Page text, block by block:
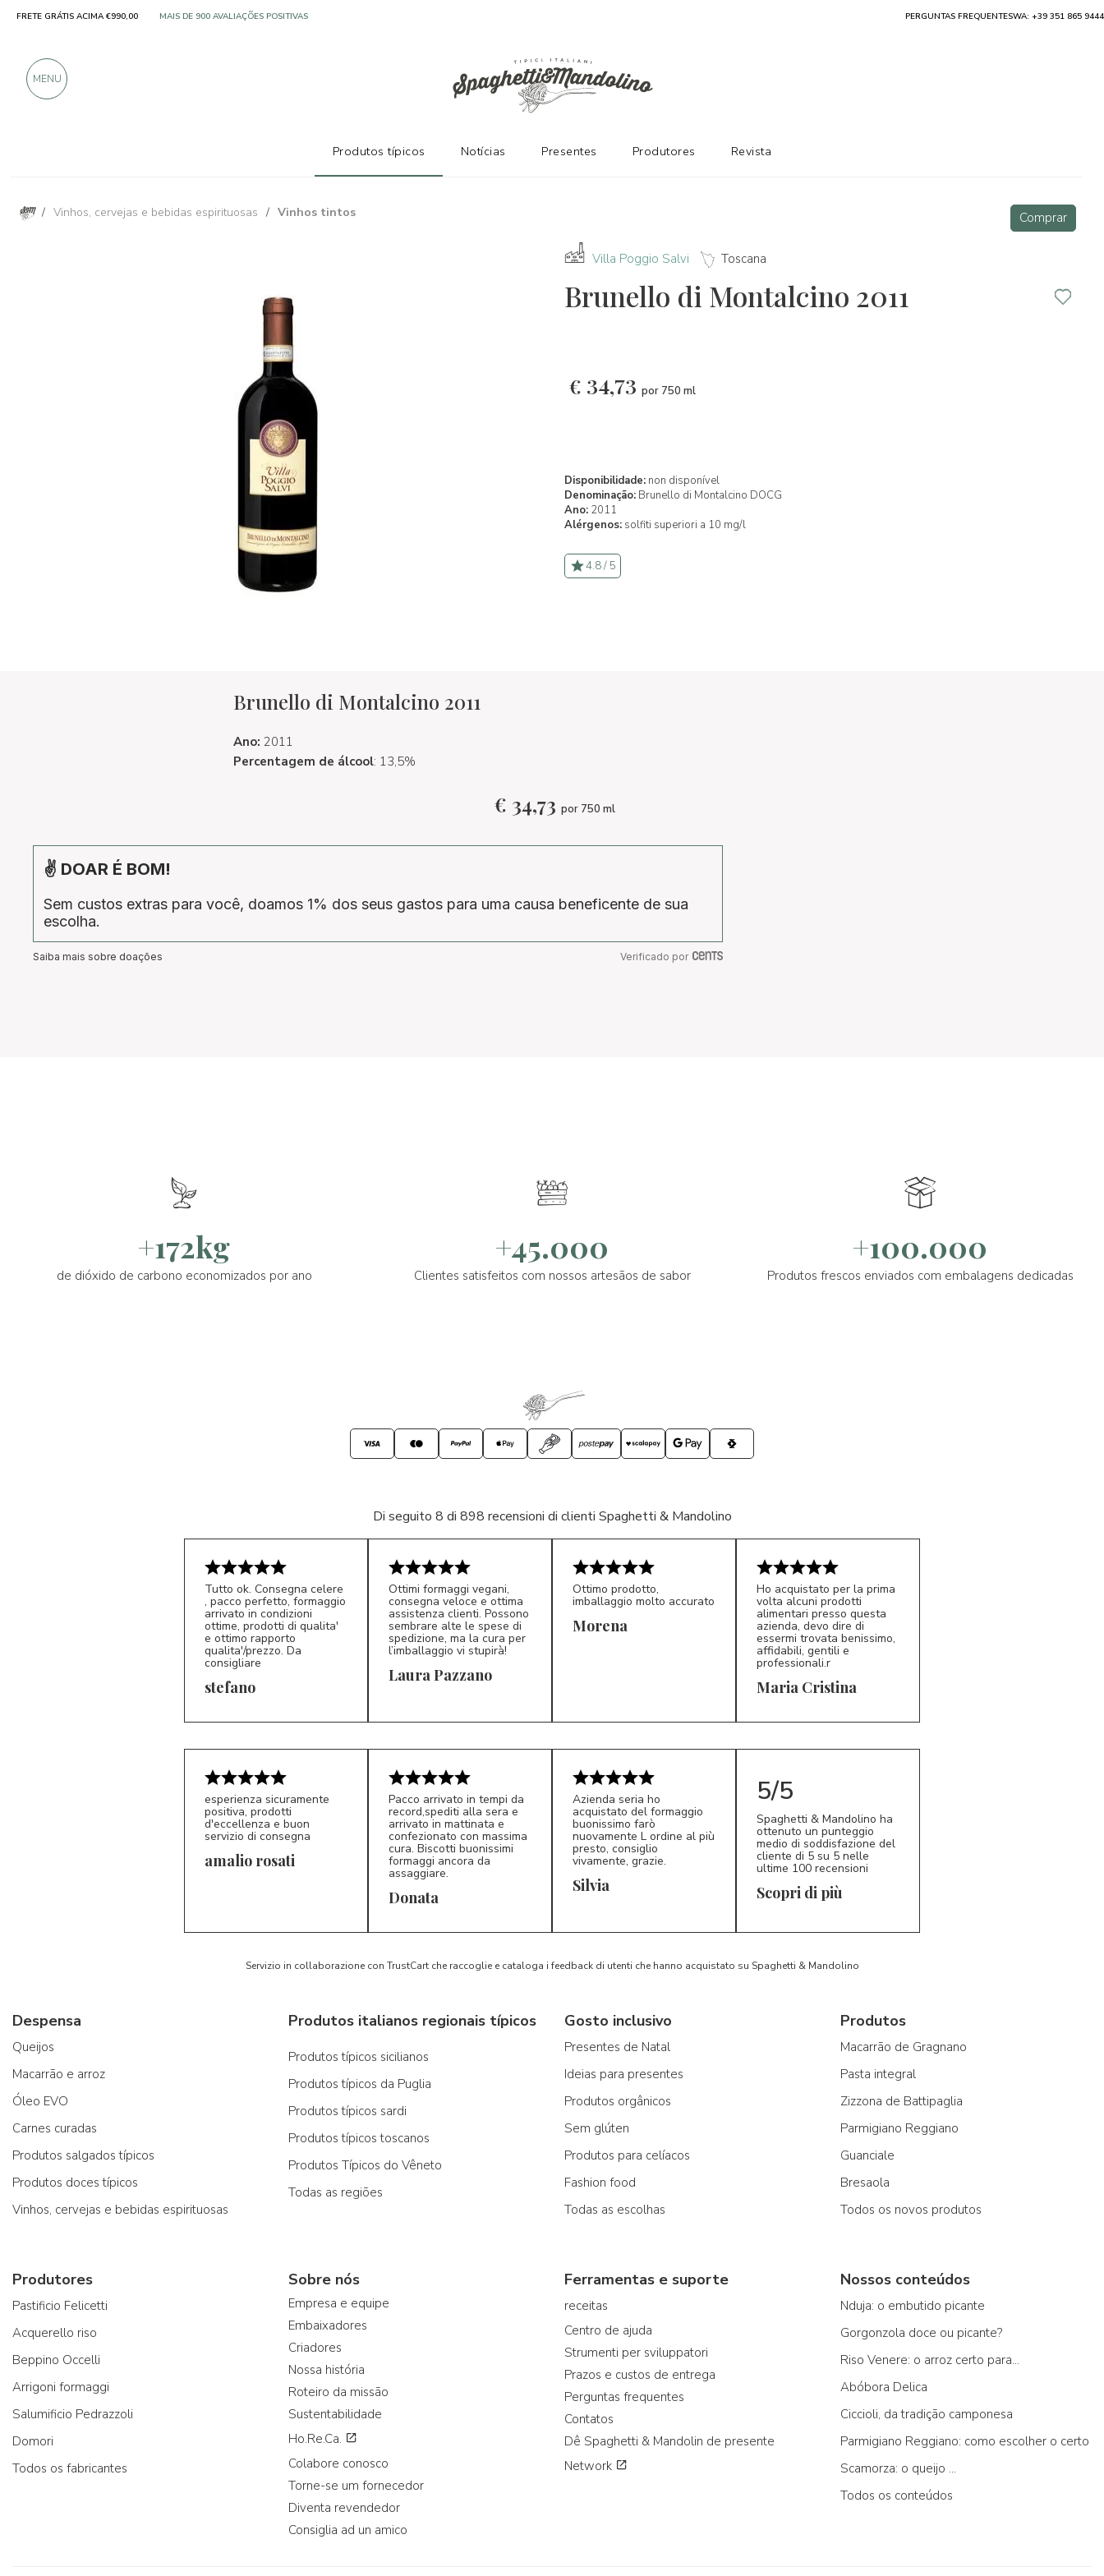
/ Vinhos, cervejas e bebidas espirituosas / Vinhos tintos Comprar
Villa Poggio Salvi Toscana
Brunello di Montalcino 2011
€ 34,73 por 750 ml
Disponibilidade: non disponível
Denominação: Brunello di Montalcino DOCG
Ano: 2011
Alérgenos: solfiti superiori a 10 mg/l
4.8 / 5
Brunello di Montalcino 2011
Ano: 2011
Percentagem de álcool: 13,5%
€ 34,73 por 750 ml
✌ DOAR É BOM!
Sem custos extras para você, doamos 1% dos seus gastos para uma causa beneficente de sua
escolha.
Saiba mais sobre doações Verificado por
+172kg
de dióxido de carbono economizados por ano
+45.000
Clientes satisfeitos com nossos artesãos de sabor
+100.000
Produtos frescos enviados com embalagens dedicadas
Di seguito 8 di 898 recensioni di clienti Spaghetti & Mandolino
S*
Tutto ok. Consegna celere
, pacco perfetto, formaggio
arrivato in condizioni
ottime, prodotti di qualita'
e ottimo rapporto
qualita'/prezzo. Da
consigliare
stefano LP 5/5
Ottimi formaggi vegani,
consegna veloce e ottima
assistenza clienti. Possono
sembrare alte le spese di
spedizione, ma la cura per
l’imballaggio vi stupirà!
Laura Pazzano
Ottimo prodotto,
imballaggio molto accurato
Morena
MC 5/5
Ho acquistato per la prima
volta alcuni prodotti
alimentari presso questa
azienda, devo dire di
essermi trovata benissimo,
affidabili, gentili e
professionali.r
Maria Cristina
esperienza sicuramente
positiva, prodotti
d'eccellenza e buon
servizio di consegna
amalio rosati
D*
Pacco arrivato in tempi da
record,spediti alla sera e
arrivato in mattinata e
confezionato con massima
cura. Biscotti buonissimi
formaggi ancora da
assaggiare.
Donata S*
Azienda seria ho
acquistato del formaggio
buonissimo farò
nuovamente L ordine al più
presto, consiglio
vivamente, grazie.
Silvia
5/5
Spaghetti & Mandolino ha
ottenuto un punteggio
medio di soddisfazione del
cliente di 5 su 5 nelle
ultime 100 recensioni
Scopri di più
Servizio in collaborazione con TrustCart che raccoglie e cataloga i feedback di utenti che hanno acquistato su Spaghetti & Mandolino
Despensa
Queijos
Macarrão e arroz
Óleo EVO
Carnes curadas
Produtos salgados típicos
Produtos doces típicos
Vinhos, cervejas e bebidas espirituosas
Produtos italianos regionais típicos
Produtos típicos sicilianos
Produtos típicos da Puglia
Produtos típicos sardi
Produtos típicos toscanos
Produtos Típicos do Vêneto
Todas as regiões
Gosto inclusivo
Presentes de Natal
Ideias para presentes
Produtos orgânicos
Sem glúten
Produtos para celíacos
Fashion food
Todas as escolhas
Produtos
Macarrão de Gragnano
Pasta integral
Zizzona de Battipaglia
Parmigiano Reggiano
Guanciale
Bresaola
Todos os novos produtos
Produtores
Pastificio Felicetti
Acquerello riso
Beppino Occelli
Arrigoni formaggi
Salumificio Pedrazzoli
Domori
Todos os fabricantes
Sobre nós
Empresa e equipe
Embaixadores
Criadores
Nossa história
Roteiro da missão
Sustentabilidade
Ho.Re.Ca.
Colabore conosco
Torne-se um fornecedor
Diventa revendedor
Consiglia ad un amico
Ferramentas e suporte
receitas
Centro de ajuda
Strumenti per sviluppatori
Prazos e custos de entrega
Perguntas frequentes
Contatos
Dê Spaghetti & Mandolin de presente
Network
Nossos conteúdos
Nduja: o embutido picante
Gorgonzola doce ou picante?
Riso Venere: o arroz certo para...
Abóbora Delica
Ciccioli, da tradição camponesa
Parmigiano Reggiano: como escolher o certo
Scamorza: o queijo ...
Todos os conteúdos
FRETE GRÁTIS ACIMA €990,00 SOMENTE PRODUTOS DE EXCELENTES FABRICANTES PERGUNTAS FREQUENTESWA: +39 351 865 9444
MENU
Produtos típicos Notícias Presentes Produtores Revista